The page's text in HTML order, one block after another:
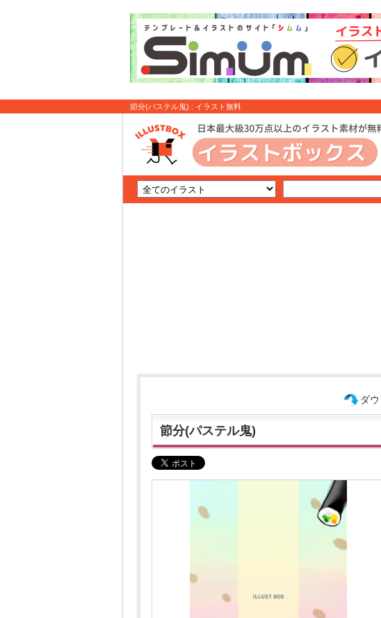
節分(⁠パステル鬼) : イラスト無料
ダ
節分(⁠パステル鬼)